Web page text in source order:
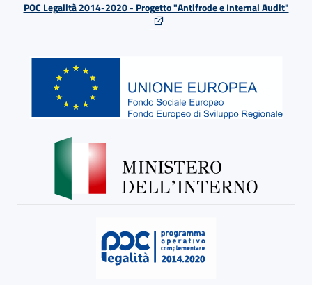
POC Legalità 2014-2020 - Progetto "Antifrode e Internal Audit"